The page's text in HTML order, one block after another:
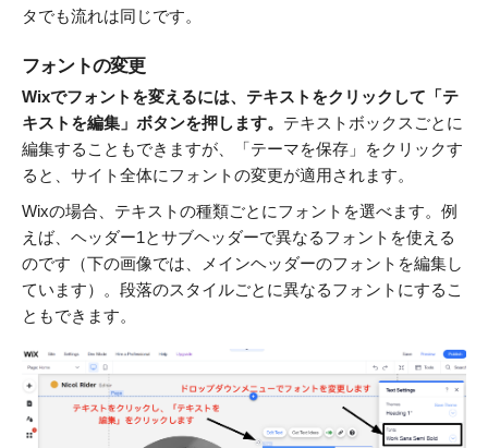
タでも流れは同じです。
フォントの変更
Wixでフォントを変えるには、テキストをクリックして「テ
キストを編集」ボタンを押します。 テキストボックスごとに
編集することもできますが、「テーマを保存」をクリックす
ると、サイト全体にフォントの変更が適用されます。
Wixの場合、テキストの種類ごとにフォントを選べます。例
えば、ヘッダー1とサブヘッダーで異なるフォントを使える
のです（下の画像では、メインヘッダーのフォントを編集し
ています）。段落のスタイルごとに異なるフォントにするこ
ともできます。